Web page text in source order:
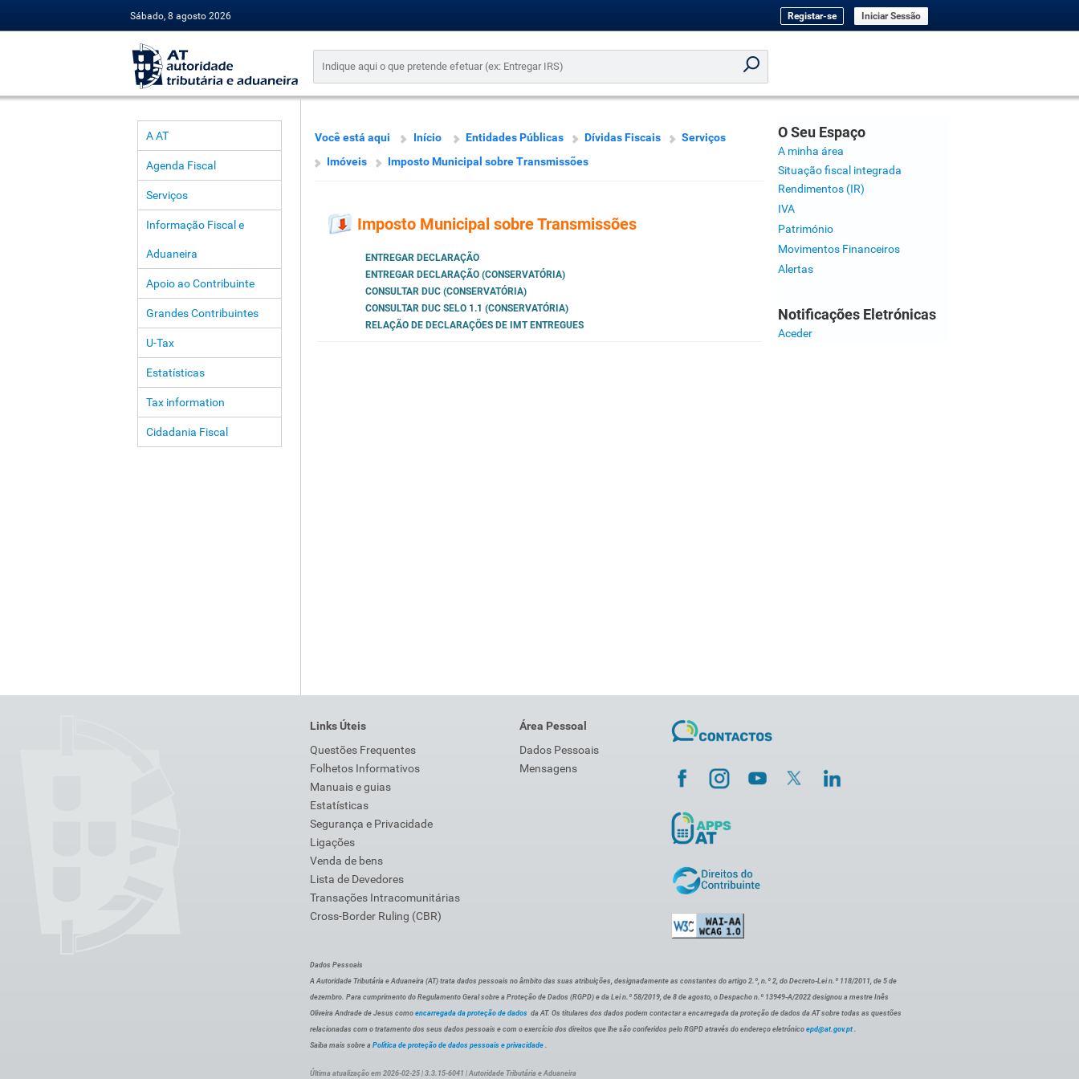
Sábado, 8 agosto 2026 Registar-se Iniciar Sessão
A AT
Agenda Fiscal
Serviços
Informação Fiscal e
Aduaneira
Apoio ao Contribuinte
Grandes Contribuintes
U-Tax
Estatísticas
Tax information
Cidadania Fiscal
Você está aqui Início Entidades Públicas Dívidas Fiscais
Serviços
Imóveis
Imposto Municipal sobre Transmissões
Imposto Municipal sobre Transmissões
ENTREGAR DECLARAÇÃO
ENTREGAR DECLARAÇÃO (CONSERVATÓRIA)
CONSULTAR DUC (CONSERVATÓRIA)
CONSULTAR DUC SELO 1.1 (CONSERVATÓRIA)
RELAÇÃO DE DECLARAÇÕES DE IMT ENTREGUES
O Seu Espaço
A minha área
Situação fiscal integrada
Rendimentos (IR)
IVA
Património
Movimentos Financeiros
Alertas
Notificações Eletrónicas
Aceder
Links Úteis
Questões Frequentes
Folhetos Informativos
Manuais e guias
Estatísticas
Segurança e Privacidade
Ligações
Venda de bens
Lista de Devedores
Transações Intracomunitárias
Cross-Border Ruling (CBR)
Área Pessoal
Dados Pessoais
Mensagens
Dados Pessoais
A Autoridade Tributária e Aduaneira (AT) trata dados pessoais no âmbito das suas atribuições, designadamente as constantes do artigo 2.º, n.º 2, do Decreto-Lei n.º 118/2011, de 5 de
dezembro. Para cumprimento do Regulamento Geral sobre a Proteção de Dados (RGPD) e da Lei n.º 58/2019, de 8 de agosto, o Despacho n.º 13949-A/2022 designou a mestre Inês
Oliveira Andrade de Jesus como encarregada da proteção de dados da AT. Os titulares dos dados podem contactar a encarregada da proteção de dados da AT sobre todas as questões
relacionadas com o tratamento dos seus dados pessoais e com o exercício dos direitos que lhe são conferidos pelo RGPD através do endereço eletrónico epd@at.gov.pt .
Saiba mais sobre a Política de proteção de dados pessoais e privacidade .
Última atualização em 2026-02-25 | 3.3.15-6041 | Autoridade Tributária e Aduaneira